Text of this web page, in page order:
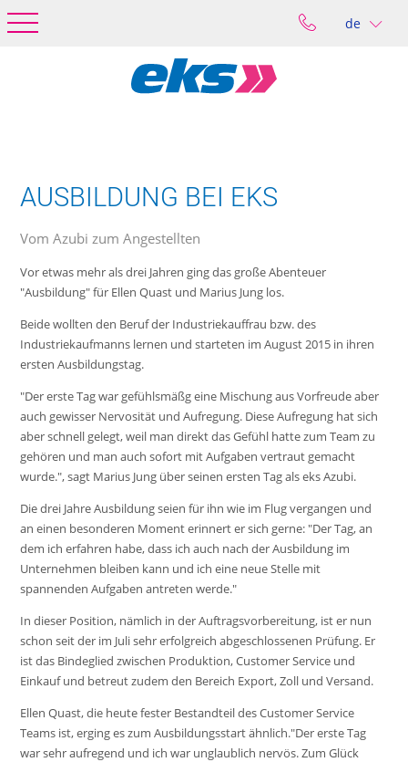
de
AUSBILDUNG BEI EKS
Vom Azubi zum Angestellten
Vor etwas mehr als drei Jahren ging das große Abenteuer
"Ausbildung" für Ellen Quast und Marius Jung los.
Beide wollten den Beruf der Industriekauffrau bzw. des
Industriekaufmanns lernen und starteten im August 2015 in ihren
ersten Ausbildungstag.
"Der erste Tag war gefühlsmäßg eine Mischung aus Vorfreude aber
auch gewisser Nervosität und Aufregung. Diese Aufregung hat sich
aber schnell gelegt, weil man direkt das Gefühl hatte zum Team zu
gehören und man auch sofort mit Aufgaben vertraut gemacht
wurde.", sagt Marius Jung über seinen ersten Tag als eks Azubi.
Die drei Jahre Ausbildung seien für ihn wie im Flug vergangen und
an einen besonderen Moment erinnert er sich gerne: "Der Tag, an
dem ich erfahren habe, dass ich auch nach der Ausbildung im
Unternehmen bleiben kann und ich eine neue Stelle mit
spannenden Aufgaben antreten werde."
In dieser Position, nämlich in der Auftragsvorbereitung, ist er nun
schon seit der im Juli sehr erfolgreich abgeschlossenen Prüfung. Er
ist das Bindeglied zwischen Produktion, Customer Service und
Einkauf und betreut zudem den Bereich Export, Zoll und Versand.
Ellen Quast, die heute fester Bestandteil des Customer Service
Teams ist, erging es zum Ausbildungsstart ähnlich."Der erste Tag
war sehr aufregend und ich war unglaublich nervös. Zum Glück